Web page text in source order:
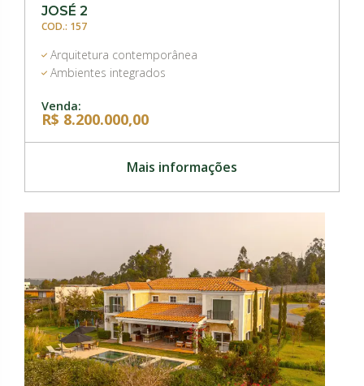
JOSÉ 2
COD.: 157
Arquitetura contemporânea
Ambientes integrados
Venda:
R$ 8.200.000,00
Mais informações